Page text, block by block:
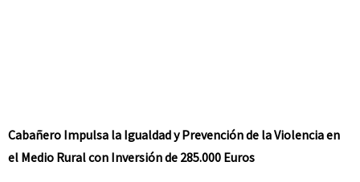
Cabañero Impulsa la Igualdad y Prevención de la Violencia en
el Medio Rural con Inversión de 285.000 Euros